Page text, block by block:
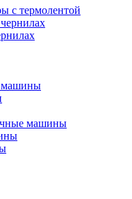
с термолентой
машины
машины